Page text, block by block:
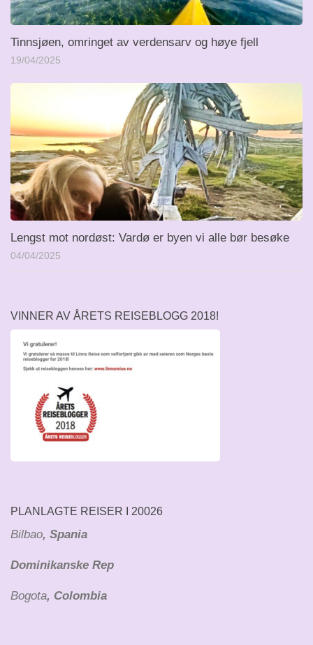
Tinnsjøen, omringet av verdensarv og høye fjell
19/04/2025
Lengst mot nordøst: Vardø er byen vi alle bør besøke
04/04/2025
VINNER AV ÅRETS REISEBLOGG 2018!
PLANLAGTE REISER I 20026
Bilbao, Spania
Dominikanske Rep
Bogota, Colombia